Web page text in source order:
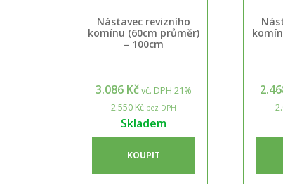
Nástavec revizního
komínu (60cm průměr)
– 100cm
3.086 Kčvč. DPH 21%
2.550 Kčbez DPH
Skladem
KOUPIT